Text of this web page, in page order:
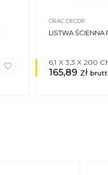
ORAC DECOR
LISTWA ŚCIENNA
6,1 X 3,3 X 200
165,89 zł